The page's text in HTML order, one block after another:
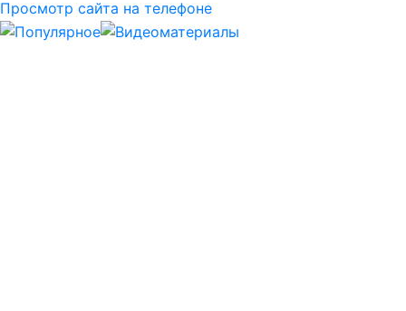
Просмотр сайта на телефоне